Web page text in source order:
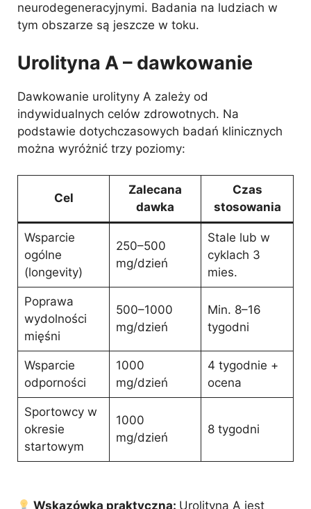
neurodegeneracyjnymi. Badania na ludziach w
tym obszarze są jeszcze w toku.
Urolityna A – dawkowanie
Dawkowanie urolityny A zależy od
indywidualnych celów zdrowotnych. Na
podstawie dotychczasowych badań klinicznych
można wyróżnić trzy poziomy:
Cel
Zalecana
dawka
Czas
stosowania
Wsparcie
ogólne
(longevity)
250–500
mg/dzień
Stale lub w
cyklach 3
mies.
Poprawa
wydolności
mięśni
500–1000
mg/dzień
Min. 8–16
tygodni
Wsparcie
odporności
1000
mg/dzień
4 tygodnie +
ocena
Sportowcy w
okresie
startowym
1000
mg/dzień
8 tygodni
Wskazówka praktyczna: Urolityna A jest